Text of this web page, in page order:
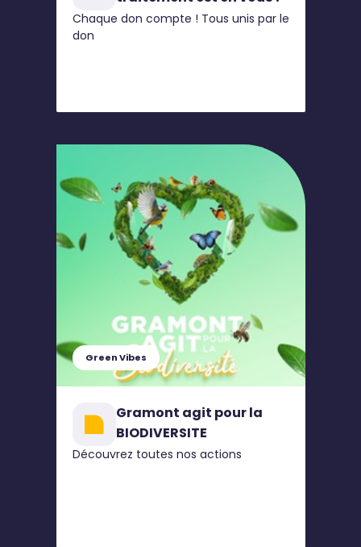
Chaque don compte ! Tous unis par le
don
Green Vibes
Gramont agit pour la
BIODIVERSITE
Découvrez toutes nos actions